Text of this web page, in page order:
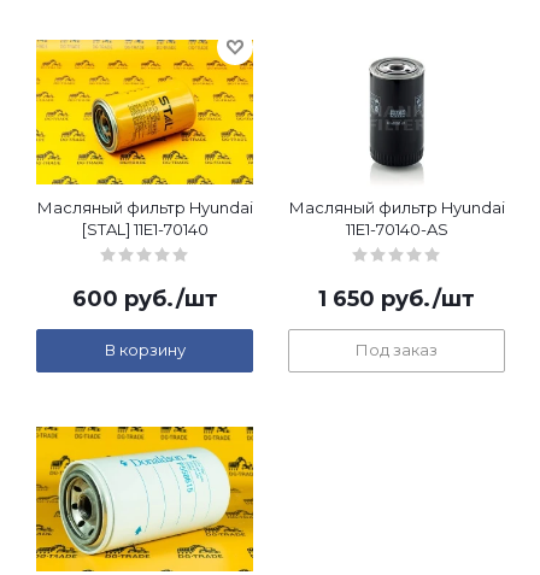
Масляный фильтр Hyundai
[STAL] 11E1-70140
600 руб./шт
В корзину
Масляный фильтр Hyundai
11E1-70140-AS
1 650 руб./шт
Под заказ